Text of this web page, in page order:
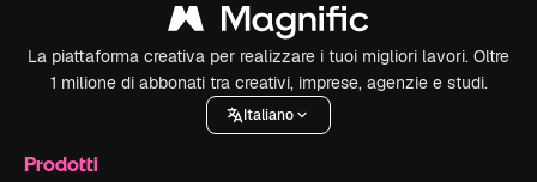
La piattaforma creativa per realizzare i tuoi migliori lavori. Oltre
1 milione di abbonati tra creativi, imprese, agenzie e studi.
Italiano
Prodotti